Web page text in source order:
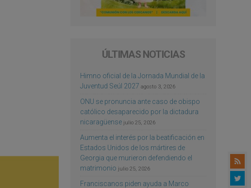
ÚLTIMAS NOTICIAS
Himno oficial de la Jornada Mundial de la
Juventud Seúl 2027 agosto 3, 2026
ONU se pronuncia ante caso de obispo
católico desaparecido por la dictadura
nicaragüense julio 25, 2026
Aumenta el interés por la beatificación en
Estados Unidos de los mártires de
Georgia que murieron defendiendo el
matrimonio julio 25, 2026
Franciscanos piden ayuda a Marco